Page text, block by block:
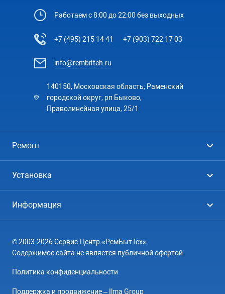
Работаем с 8:00 до 22:00 без выходных
+7 (495) 215 14 41 +7 (903) 722 17 03
info@rembitteh.ru
140150, Московская область, Раменский
городской округ, рп Быково,
Праволинейная улица, 25/1
Ремонт
Посудомоечные машины
Кондиционеры
Варочные панели
Электроплиты
Установка
Кондиционеры
Информация
География
© 2003-2026 Сервис-Центр «РемБытТех»
Содержимое сайта не является публичной офертой
Политика конфиденциальности
Поддержка и продвижение – Ilma Group